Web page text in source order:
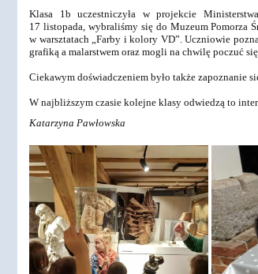
Klasa 1b uczestniczyła w projekcie
17 listopada, wybraliśmy się do Muzeum Pomorza
w warsztatach „Farby i kolory VD”. Uczniowie
grafiką a malarstwem oraz mogli na chwilę poczuć
Ciekawym doświadczeniem było także zapoznanie
W najbliższym czasie kolejne klasy odwiedzą to
Katarzyna Pawłowska